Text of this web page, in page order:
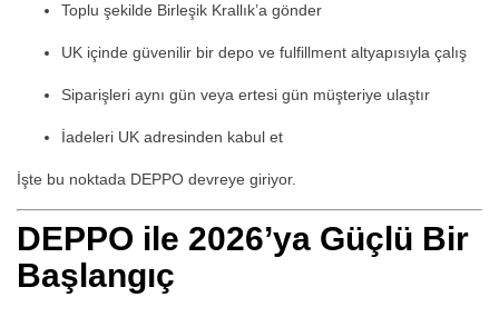
Toplu şekilde Birleşik Krallık’a gönder
UK içinde güvenilir bir depo ve fulfillment altyapısıyla çalış
Siparişleri aynı gün veya ertesi gün müşteriye ulaştır
İadeleri UK adresinden kabul et
İşte bu noktada DEPPO devreye giriyor.
DEPPO ile 2026’ya Güçlü Bir
Başlangıç